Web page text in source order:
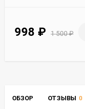
998 ₽ 1 500₽
ОБЗОР ОТЗЫВЫ 0